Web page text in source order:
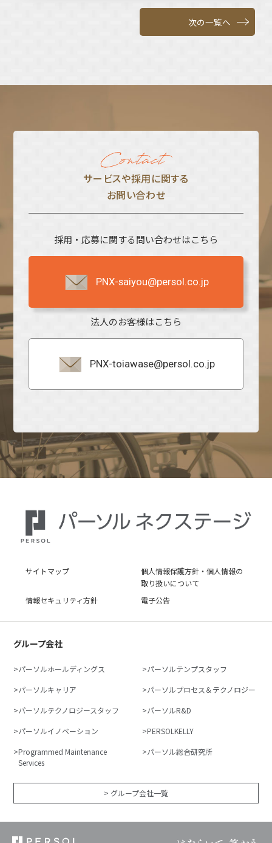
次の一覧へ
サービスや採⽤に関する
お問い合わせ
採用・応募に関する問い合わせはこちら
PNX-saiyou@persol.co.jp
法人のお客様はこちら
PNX-toiawase@persol.co.jp
サイトマップ
個人情報保護方針・個人情報の
取り扱いについて
情報セキュリティ方針
電子公告
グループ会社
パーソルホールディングス
パーソルテンプスタッフ
パーソルキャリア
パーソルプロセス＆テクノロジー
パーソルテクノロジースタッフ
パーソルR&D
パーソルイノベーション
PERSOLKELLY
Programmed Maintenance
Services
パーソル総合研究所
> グループ会社一覧